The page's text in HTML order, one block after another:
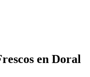
en Doral